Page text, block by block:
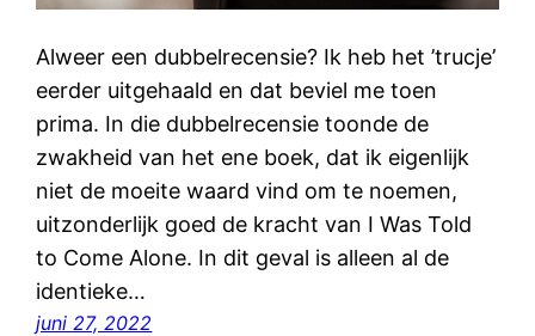
Alweer een dubbelrecensie? Ik heb het ’trucje’
eerder uitgehaald en dat beviel me toen
prima. In die dubbelrecensie toonde de
zwakheid van het ene boek, dat ik eigenlijk
niet de moeite waard vind om te noemen,
uitzonderlijk goed de kracht van I Was Told
to Come Alone. In dit geval is alleen al de
identieke…
juni 27, 2022